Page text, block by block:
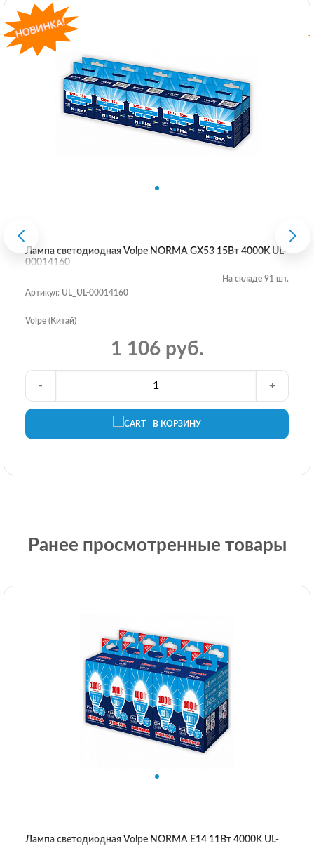
Лампа светодиодная Volpe NORMA GX53 15Вт 4000K UL-
00014160
На складе 91 шт.
Артикул: UL_UL-00014160
Volpe (Китай)
1 106 руб.
В КОРЗИНУ
- +
Ранее просмотренные товары
Лампа светодиодная Volpe NORMA E14 11Вт 4000K UL-